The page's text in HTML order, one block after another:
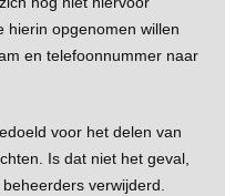
hierin opgenomen willen
en telefoonnummer naar
voor het delen van
Is dat niet het geval,
verwijderd.